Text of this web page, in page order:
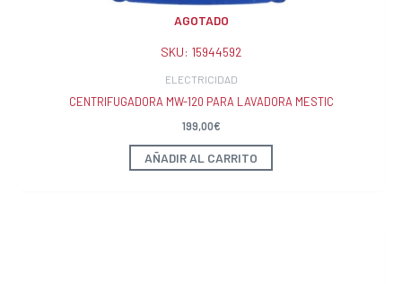
AGOTADO
SKU: 15944592
ELECTRICIDAD
CENTRIFUGADORA MW-120 PARA LAVADORA MESTIC
199,00€
AÑADIR AL CARRITO